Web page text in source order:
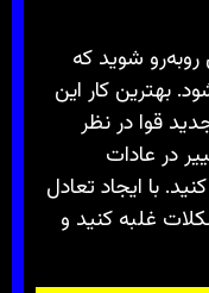
شوید که
کار این
قوا در نظر
در عادات
با ایجاد تعادل
غلبه کنید و